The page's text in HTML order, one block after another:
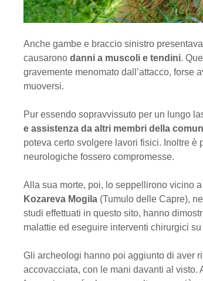
Anche gambe e braccio sinistro
causarono danni a muscoli e tendini.
gravemente menomato dall’attacco, forse
muoversi.
Pur essendo sopravvissuto per un lungo
e assistenza da altri membri della
poteva certo svolgere lavori fisici. Inoltre
neurologiche fossero compromesse.
Alla sua morte, poi, lo seppellirono vicino
Kozareva Mogila (Tumulo delle Capre),
studi effettuati in questo sito, hanno
malattie ed eseguire interventi chirurgici
Gli archeologi hanno poi aggiunto di aver
accovacciata, con le mani davanti al visto.